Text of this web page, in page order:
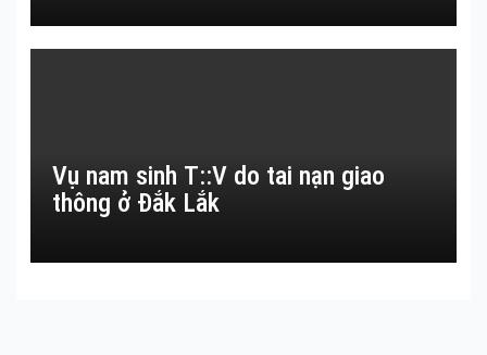
Vụ nam sinh T::V do tai nạn giao
thông ở Đắk Lắk